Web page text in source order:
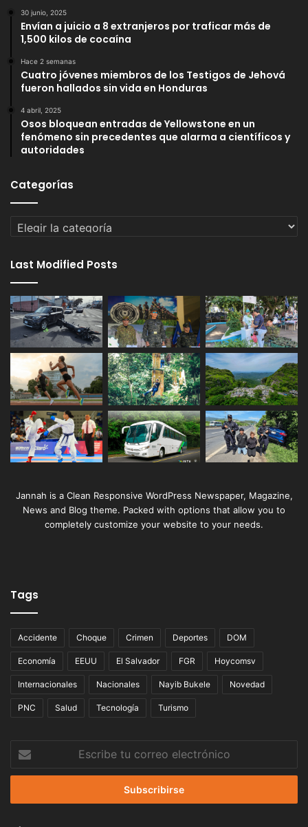
30 junio, 2025
Envían a juicio a 8 extranjeros por traficar más de
1,500 kilos de cocaína
Hace 2 semanas
Cuatro jóvenes miembros de los Testigos de Jehová
fueron hallados sin vida en Honduras
4 abril, 2025
Osos bloquean entradas de Yellowstone en un
fenómeno sin precedentes que alarma a científicos y
autoridades
Categorías
Categorías
Last Modified Posts
Jannah is a Clean Responsive WordPress Newspaper, Magazine,
News and Blog theme. Packed with options that allow you to
completely customize your website to your needs.
Tags
Accidente Choque Crimen Deportes DOM
Economía EEUU El Salvador FGR Hoycomsv
Internacionales Nacionales Nayib Bukele Novedad
PNC Salud Tecnología Turismo
correo